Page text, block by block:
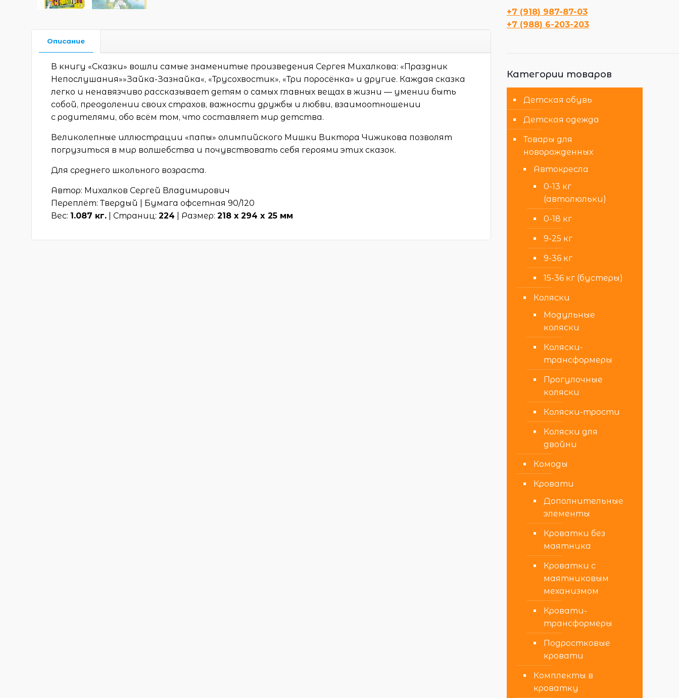
Описание
В книгу «Сказки» вошли самые знаменитые произведения Сергея Михалкова: «Праздник
Непослушания»»Зайка-Зазнайка«, «Трусохвостик», «Три поросёнка» и другие. Каждая сказка
легко и ненавязчиво рассказывает детям о самых главных вещах в жизни — умении быть
собой, преодолении своих страхов, важности дружбы и любви, взаимоотношении
с родителями, обо всём том, что составляет мир детства.
Великолепные иллюстрации «папы» олимпийского Мишки Виктора Чижикова позволят
погрузиться в мир волшебства и почувствовать себя героями этих сказок.
Для среднего школьного возраста.
Автор: Михалков Сергей Владимирович
Переплёт: Твердый | Бумага офсетная 90/120
Вес: 1.087 кг. | Страниц:224 | Размер:218 х 294 x 25 мм
+7 (918) 987-87-03
+7 (988) 6-203-203
Категории товаров
Детская обувь
Детская одежда
Товары для
новорожденных
Автокресла
0-13 кг
(автолюльки)
0-18 кг
9-25 кг
9-36 кг
15-36 кг (бустеры)
Коляски
Модульные
коляски
Коляски-
трансформеры
Прогулочные
коляски
Коляски-трости
Коляски для
двойни
Комоды
Кровати
Дополнительные
элементы
Кроватки без
маятника
Кроватки с
маятниковым
механизмом
Кровати-
трансформеры
Подростковые
кровати
Комплекты в
кроватку